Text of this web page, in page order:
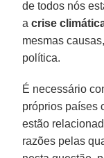
de todos nós
acrise
mesmas
política.
É necessário
próprios países
estão
razões pelas